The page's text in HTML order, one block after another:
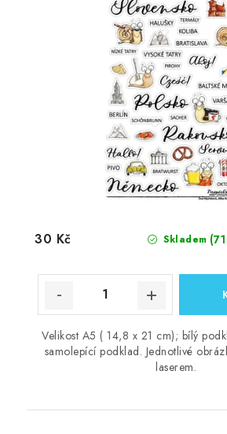
Skladem
30 Kč
Velikost A5 ( 14,8 x 21 cm); bílý
samolepící podklad. Jednotlivé
laserem.